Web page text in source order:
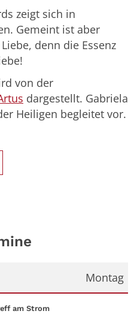
zeigt sich in
Gemeint ist aber
denn die Essenz
von der
dargestellt. Gabriela
Heiligen begleitet vor.
Montag
am Strom: